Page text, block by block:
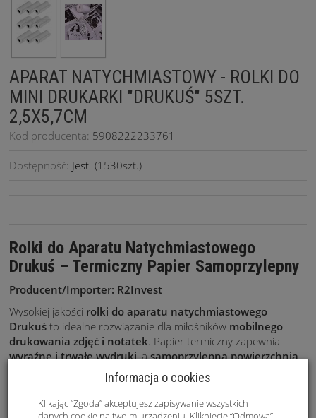
APARAT NATYCHMIASTOWY - ROLKI DO
MINI DRUKARKI "DRUKUŚ" 5SZT.
2,5X5,7CM
Kod producenta: 5908222233761
Dostępność: Jest (1530szt.)
Rolki do Aparatu Natychmiastowego
Drukuś – Termiczny Papier Samoprzylepny
Producent/Importer: R2Invest
Wysokiej jakości rolki do aparatu natychmiastowego
Drukuś to idealne rozwiązanie dla miłośników mobilnego
drukowania zdjęć i notatek. Papier termiczny zapewnia
wyraźne i trwałe wydruki, asamoprzylepna powierzchnia
umożliwia natychmiastowe przyklejenie ich w dowolnym
Informacja o cookies
Klikając “Zgoda” akceptujesz zapisywanie wszystkich